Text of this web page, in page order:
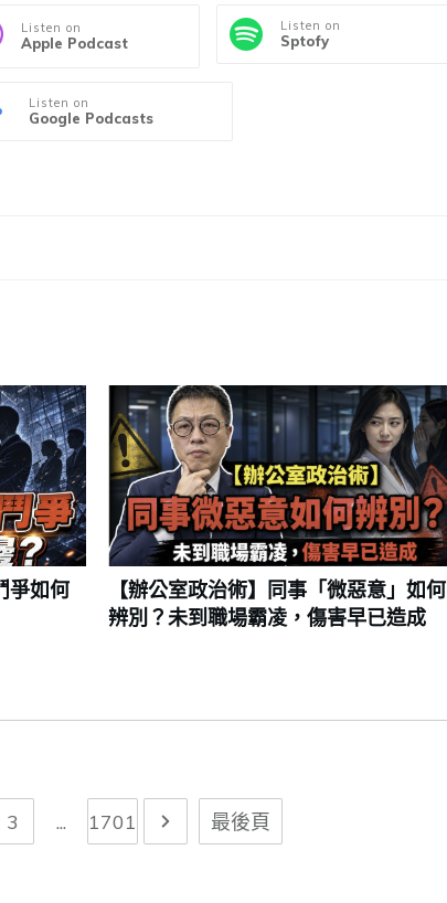
Listen on
Apple Podcast
Listen on
Sptofy
Listen on
Google Podcasts
爭如何
【辦公室政治術】同事「微惡意」如何
辨別？未到職場霸凌，傷害早已造成
3 ... 1701 最後頁